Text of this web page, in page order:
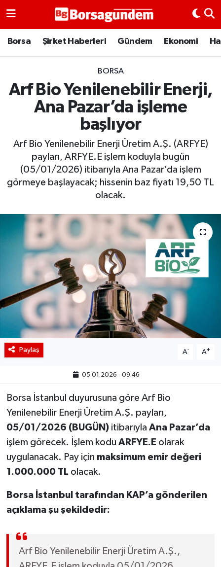
Borsa Şirket Haberleri Gündem Ekonomi
BORSA
Arf Bio Yenilenebilir Enerji,
Ana Pazar’da işleme
başlıyor
Arf Bio Yenilenebilir Enerji Üretim A.Ş. (ARFYE)
payları, ARFYE.E işlem koduyla bugün
(05/01/2026) itibarıyla Ana Pazar’da işlem
görmeye başlayacak; hissenin baz fiyatı 19,50 TL
olacak.
Paylaş A- A+
05.01.2026 - 09:46
Borsa İstanbul duyurusuna göre Arf Bio
Yenilenebilir Enerji Üretim A.Ş. payları,
05/01/2026 (BUGÜN)itibarıyla Ana Pazar’da
işlem görecek. İşlem kodu ARFYE.E olarak
uygulanacak. Pay için maksimum emir değeri
1.000.000 TL olacak.
Borsa İstanbul tarafından KAP’a gönderilen
açıklama şu şekildedir:
Arf Bio Yenilenebilir Enerji Üretim A.Ş.,
Borsa
Emtia
Galeri
Bitcoin
Şirket Haberleri
Borsa Gundem
BIST 100 Isı Haritası
Coin Isı Haritası
Ekonomik Takvim
Kiripto Para Piyasası
Gizlilik Sözleşmesi